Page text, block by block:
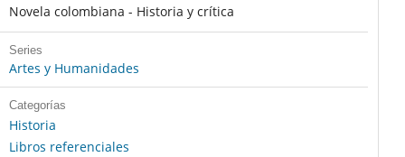
Novela colombiana - Historia y crítica
Series
Artes y Humanidades
Categorías
Historia
Libros referenciales